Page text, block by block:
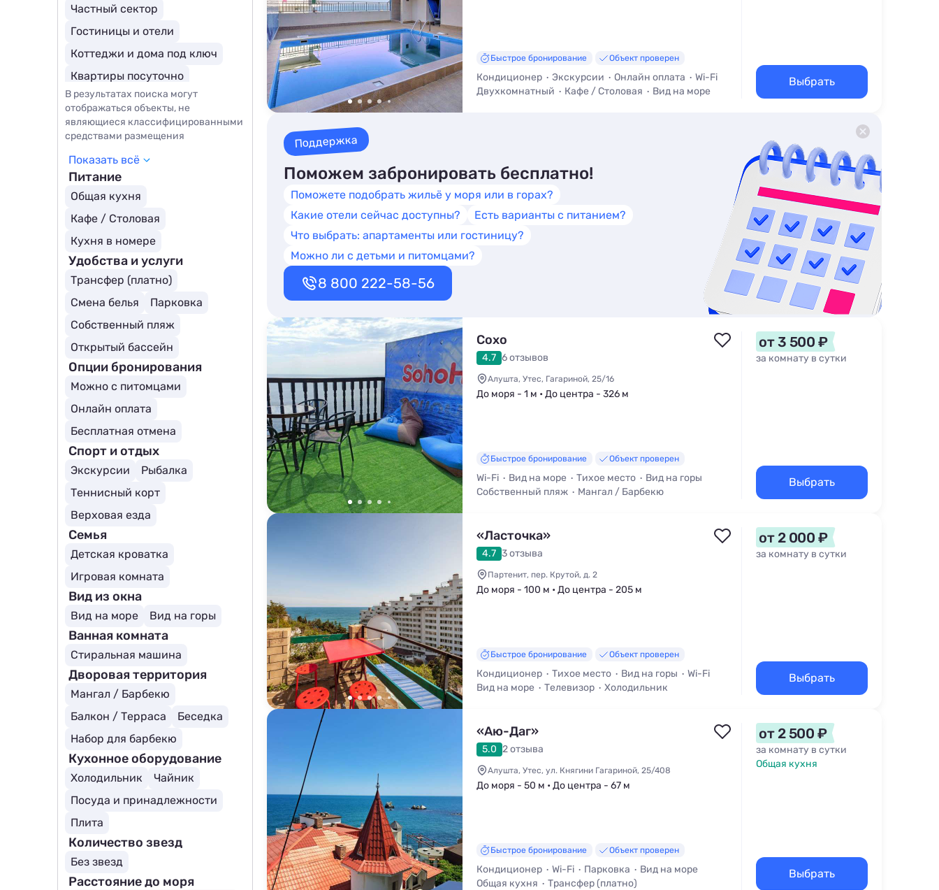
Быстрое бронирование Объект проверен
Кондиционер Экскурсии Онлайн оплата
Wi-Fi
Двухкомнатный
Кафе / Столовая Вид на море
Выбрать
Поддержка
Поможем забронировать бесплатно!
Поможете подобрать жильё у моря или в горах?
Какие отели сейчас доступны?
Есть варианты с питанием?
Что выбрать: апартаменты или гостиницу?
Можно ли с детьми и питомцами?
8 800 222-58-56
Сохо
4.7 6 отзывов
Алушта, Утес, Гагариной, 25/16
До моря - 1 м • До центра - 326 м
Быстрое бронирование Объект проверен
Wi-Fi Вид на море Тихое место
Вид на горы
Собственный пляж
Мангал / Барбекю
от 3 500 ₽
за комнату в сутки
Выбрать
«Ласточка»
4.7 3 отзыва
Партенит, пер. Крутой, д. 2
До моря - 100 м • До центра - 205 м
Быстрое бронирование Объект проверен
Кондиционер Тихое место Вид на горы
Wi-Fi
Вид на море
Телевизор Холодильник
от 2 000 ₽
за комнату в сутки
Выбрать
«Аю-Даг»
5.0 2 отзыва
Алушта, Утес, ул. Княгини Гагариной, 25/408
До моря - 50 м • До центра - 67 м
Быстрое бронирование Объект проверен
Кондиционер Wi-Fi Парковка
Вид на море
Общая кухня
Трансфер (платно)
от 2 500 ₽
за комнату в сутки
Общая кухня
Выбрать
Частный сектор
Гостиницы и отели
Коттеджи и дома под ключ
Квартиры посуточно
Эллинги
Комнаты
Апартаменты
Мини-отели
Бутик-отели
Курортные отели
В результатах поиска могут
отображаться объекты, не
являющиеся классифицированными
средствами размещения
Показать всё
Питание
Общая кухня
Кафе / Столовая
Кухня в номере
Удобства и услуги
Трансфер (платно)
Смена белья
Парковка
Собственный пляж
Открытый бассейн
Опции бронирования
Можно с питомцами
Онлайн оплата
Бесплатная отмена
Спорт и отдых
Экскурсии
Рыбалка
Теннисный корт
Верховая езда
Семья
Детская кроватка
Игровая комната
Вид из окна
Вид на море Вид на горы
Ванная комната
Стиральная машина
Дворовая территория
Мангал / Барбекю
Балкон / Терраса
Беседка
Набор для барбекю
Кухонное оборудование
Холодильник
Чайник
Посуда и принадлежности
Плита
Количество звезд
Без звезд
Расстояние до моря